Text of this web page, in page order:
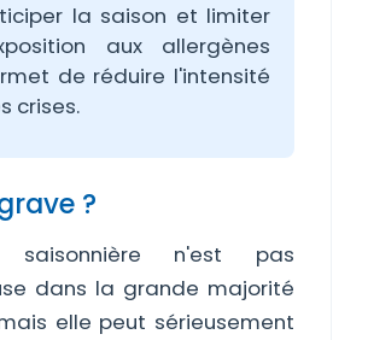
la saison et limiter
aux allergènes
de réduire l'intensité
crises.
?
saisonnière n'est pas
dans la grande majorité
elle peut sérieusement